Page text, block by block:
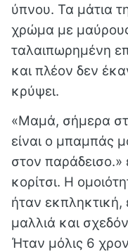
ύπνου. Τα μάτια
χρώμα με
ταλαιπωρημένη
και πλέον δεν
κρύψει.
«Μαμά, σήμερα
είναι ο μπαμπάς
στον παράδεισο.»
κορίτσι. Η
ήταν εκπληκτική,
μαλλιά και
Ήταν μόλις 6